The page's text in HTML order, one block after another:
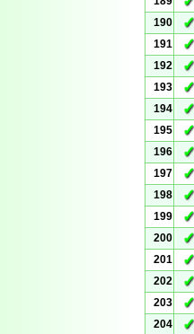
190
✓
191
✓
192
✓
193
✓
194
✓
195
✓
196
✓
197
✓
198
✓
199
✓
200
✓
201
✓
202
✓
203
✓
204
✓